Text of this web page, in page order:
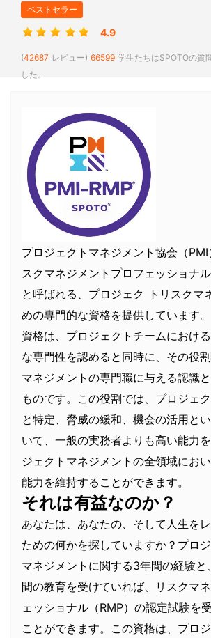
ベストセラー
4.9
(42687 レビュー) 66599 学生たちはSPOTOの質
した。
プロジェクトマネジメント協会（
スクマネジメントプロフェッショナ
と呼ばれる、プロジェク トリスクマ
めの専門的な資格を提供しています
資格は、プロジェクトチームにおけ
な専門性を認めると同時に、その役
マネジメントの専門職に与える認識
ものです。この役割では、プロジェ
と特定、脅威の緩和、機会の活用と
いて、一般の実務者よりも高い能力
ジェクトマネジメントの全領域にお
能力を維持することができます。
それは有益なのか？
あなたは、あなたの、そして人生を
ための何かを探していますか？プロ
マネジメントに関する3年間の経験
間の教育を受けていれば、リスクマ
ェッショナル（RMP）の認定試験を
ことができます。この資格は、プロ